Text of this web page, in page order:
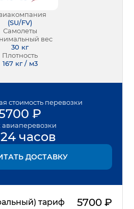
(SU/FV)
Самолеты
вес
30 кг
Плотность
167 кг / м3
стоимость перевозки
₽
авиаперевозки
часов
ДОСТАВКУ
тариф 5700₽